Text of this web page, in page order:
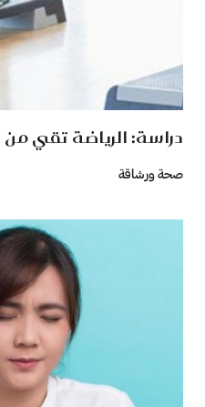
دراسة: الرياضة تقي من 7 أنواع من السرطان
صحة ورشاقة